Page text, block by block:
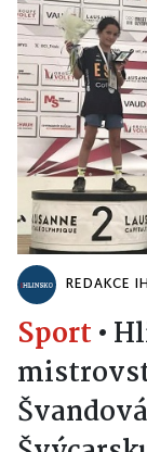
REDAKCE
Sport •